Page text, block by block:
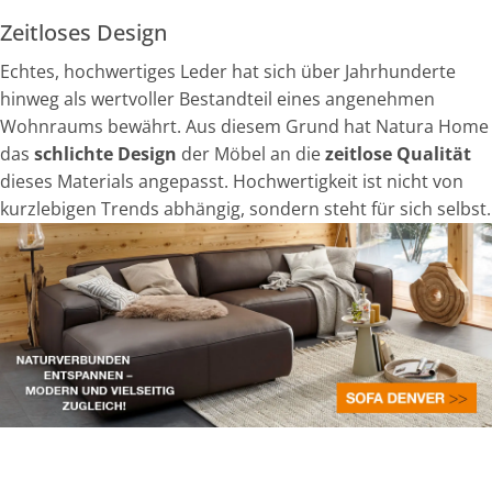
Zeitloses Design
Echtes, hochwertiges Leder hat sich über Jahrhunderte
hinweg als wertvoller Bestandteil eines angenehmen
Wohnraums bewährt. Aus diesem Grund hat Natura Home
das schlichte Design der Möbel an diezeitlose Qualität
dieses Materials angepasst. Hochwertigkeit ist nicht von
kurzlebigen Trends abhängig, sondern steht für sich selbst.